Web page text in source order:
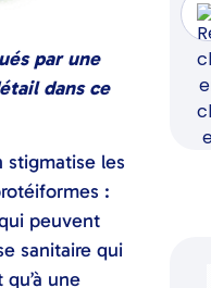
par une
dans ce
stigmatise les
:
peuvent
sanitaire qui
une